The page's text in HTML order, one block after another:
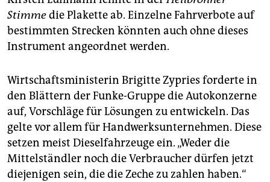
Stimmedie Plakette ab. Einzelne Fahrverbote auf
bestimmten Strecken könnten auch ohne dieses
Instrument angeordnet werden.
Wirtschaftsministerin Brigitte Zypries forderte in
den Blättern der Funke-Gruppe die Autokonzerne
auf, Vorschläge für Lösungen zu entwickeln. Das
gelte vor allem für Handwerksunternehmen. Diese
setzen meist Dieselfahrzeuge ein. „Weder die
Mittelständler noch die Verbraucher dürfen jetzt
diejenigen sein, die die Zeche zu zahlen haben.“